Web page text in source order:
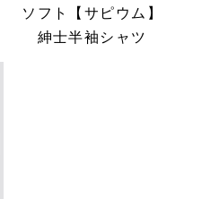
ソフト【サピウム】
紳士半袖シャツ